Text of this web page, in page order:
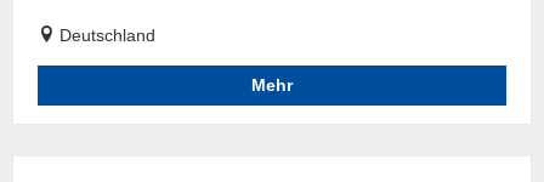
Deutschland
Mehr